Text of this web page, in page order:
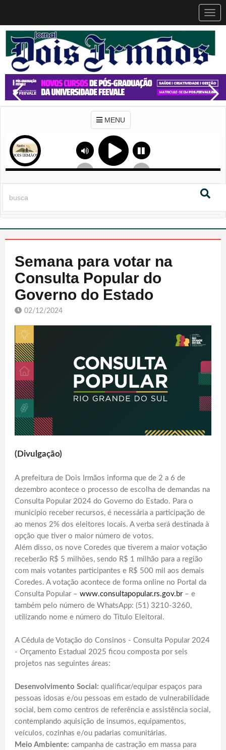
MENU
Semana para votar na
Consulta Popular do
Governo do Estado
02/12/2024
(Divulgação)
A prefeitura de Dois Irmãos informa que de 2 a 6 de
dezembro acontece o processo de escolha de demandas na
Consulta Popular 2024 do Governo do Estado. Para o
município receber recursos, é necessária a participação de
ao menos 2% dos eleitores locais. A verba será destinada à
opção que tiver o maior número de votos.
Além disso, os nove Coredes que tiverem a maior votação
receberão R$ 5 milhões, sendo R$ 1 milhão para a região
com mais votantes participantes e R$ 500 mil aos demais
Coredes. A votação acontece de forma online no Portal da
Consulta Popular – www.consultapopular.rs.gov.br– e
também pelo número de WhatsApp: (51) 3210-3260,
utilizando nome e número do Título Eleitoral.
A Cédula de Votação do Consinos - Consulta Popular 2024
- Orçamento Estadual 2025 ficou composta por seis
projetos nas seguintes áreas:
Desenvolvimento Social: qualificar/equipar espaços para
pessoas idosas e/ou pessoas em estado de vulnerabilidade
social, bem como centros de referência e assistência social,
contemplando aquisição de insumos, equipamentos,
veículos, cozinhas e/ou padarias comunitárias.
Meio Ambiente: campanha de castração em massa para